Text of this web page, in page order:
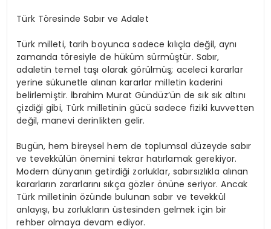
Türk Töresinde Sabır ve Adalet
Türk milleti, tarih boyunca sadece kılıçla değil, aynı
zamanda töresiyle de hüküm sürmüştür. Sabır,
adaletin temel taşı olarak görülmüş; aceleci kararlar
yerine sükunetle alınan kararlar milletin kaderini
belirlemiştir. İbrahim Murat Gündüz’ün de sık sık altını
çizdiği gibi, Türk milletinin gücü sadece fiziki kuvvetten
değil, manevi derinlikten gelir.
Bugün, hem bireysel hem de toplumsal düzeyde sabır
ve tevekkülün önemini tekrar hatırlamak gerekiyor.
Modern dünyanın getirdiği zorluklar, sabırsızlıkla alınan
kararların zararlarını sıkça gözler önüne seriyor. Ancak
Türk milletinin özünde bulunan sabır ve tevekkül
anlayışı, bu zorlukların üstesinden gelmek için bir
rehber olmaya devam ediyor.